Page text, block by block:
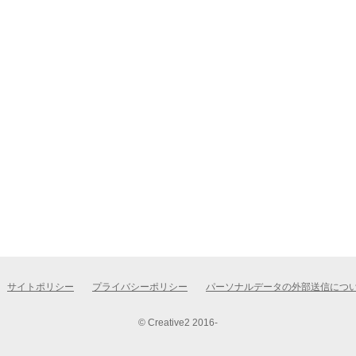
サイトポリシー プライバシーポリシー パーソナルデータの外部送信につ
© Creative2 2016-